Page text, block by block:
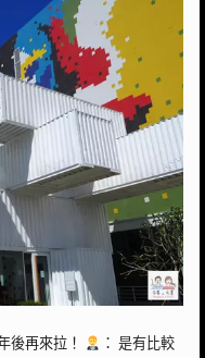
後再來拉！
： 是有比較